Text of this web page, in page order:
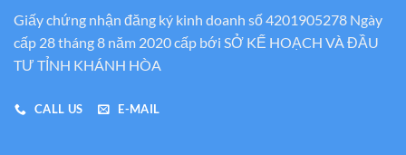
Giấy chứng nhận đăng ký kinh doanh số 4201905278 Ngày
cấp 28 tháng 8 năm 2020 cấp bới SỞ KẾ HOẠCH VÀ ĐẦU
TƯ TỈNH KHÁNH HÒA
CALL US E-MAIL